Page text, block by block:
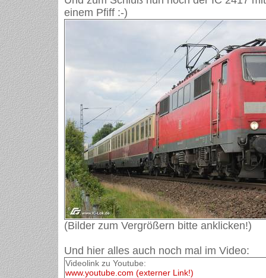
einem Pfiff :-)
(Bilder zum Vergrößern bitte anklicken!)
Und hier alles auch noch mal im Video:
Videolink zu Youtube:
www.youtube.com (externer Link!)